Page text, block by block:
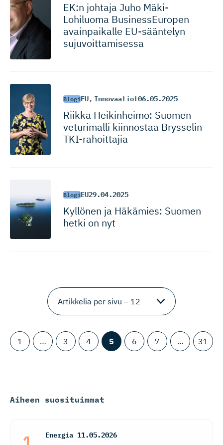
EK:n johtaja Juho Mäki-
Lohiluoma BusinessEuropen
avainpaikalle EU-sääntelyn
sujuvoitta­misessa
BlogiEU, Innovaatiot06.05.2025
Riikka Heikinheimo: Suomen
veturimalli kiinnostaa Brysselin
TKI-rahoittajia
BlogiEU29.04.2025
Kyllönen ja Häkämies: Suomen
hetki on nyt
1 … 3 4 5 6 7 … 31
Aiheen suosituimmat
Energia 11.05.2026